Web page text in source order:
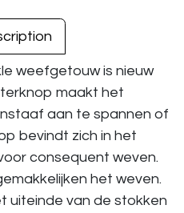
weefgetouw is nieuw
maakt het
aan te spannen of
bevindt zich in het
consequent weven.
het weven.
uiteinde van de stokken